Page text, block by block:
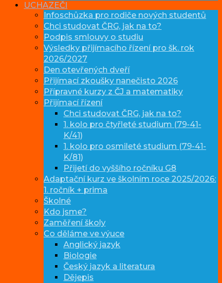
UCHAZEČI
Infoschůzka pro rodiče nových studentů
Chci studovat ČRG, jak na to?
Podpis smlouvy o studiu
Výsledky přijímacího řízení pro šk. rok
2026/2027
Den otevřených dveří
Přijímací zkoušky nanečisto 2026
Přípravné kurzy z ČJ a matematiky
Přijímací řízení
Chci studovat ČRG, jak na to?
1. kolo pro čtyřleté studium (79-41-
K/41)
1. kolo pro osmileté studium (79-41-
K/81)
Přijetí do vyššího ročníku G8
Adaptační kurz ve školním roce 2025/2026:
1. ročník + prima
Školné
Kdo jsme?
Zaměření školy
Co děláme ve výuce
Anglický jazyk
Biologie
Český jazyk a literatura
Dějepis